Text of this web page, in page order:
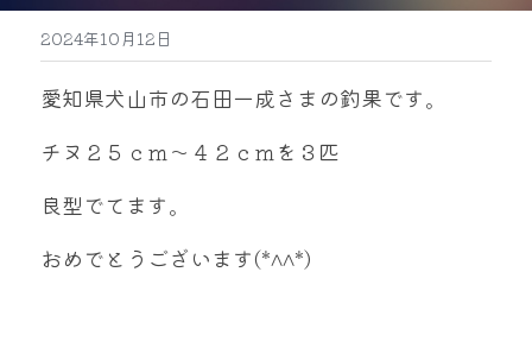
グッズ販売
駐車場
お問い合わせ
0597-32-0573
mtok0617love@yahoo.co.jp
2024年10月12日
愛知県犬山市の石田一成さまの釣果です。
チヌ２５ｃｍ～４２ｃｍを３匹
良型でてます。
おめでとうございます(*^^*)